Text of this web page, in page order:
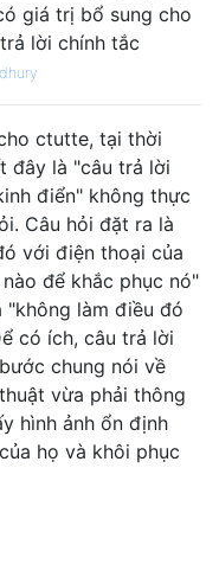
giá trị bổ sung cho
lời chính tắc
ctutte, tại thời
đây là "câu trả lời
điển" không thực
Câu hỏi đặt ra là
với điện thoại của
để khắc phục nó"
"không làm điều đó
có ích, câu trả lời
chung nói về
vừa phải thông
hình ảnh ổn định
họ và khôi phục